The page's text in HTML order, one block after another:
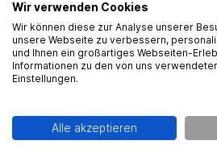
Produktsicherheit
Kontaktinformationen des Herstellers:
Malossi
Via Roma, 118/I
Wir verwenden Cookies
Wir können diese zur Analyse unserer
unsere Webseite zu verbessern,
und Ihnen ein großartiges Webseiten-
Informationen zu den von uns
Einstellungen.
Alle akzeptieren